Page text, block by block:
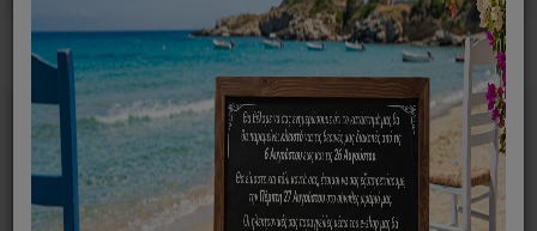
Ανταλλακτικά ηλεκτρικών συσκευών MENU
Home
Χύτρα
Πλαϊνή Λαβή Χύτρας Fissler Vitavit Edition Black 22cm Με